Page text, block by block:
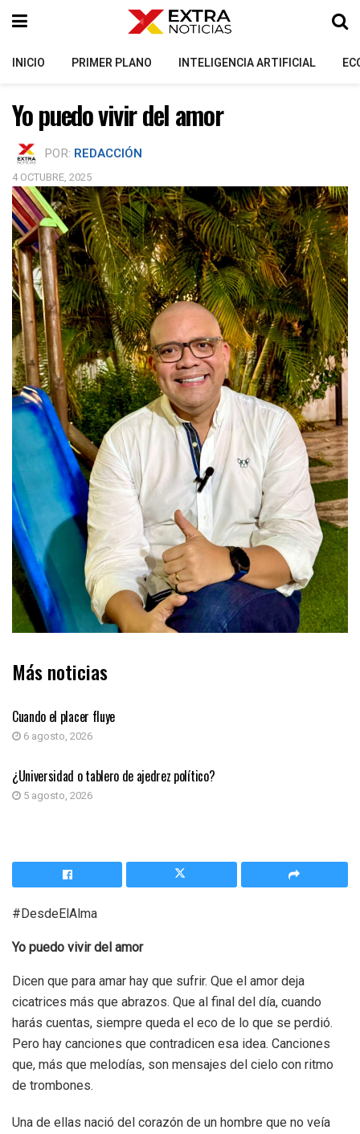
INICIO PRIMER PLANO INTELIGENCIA ARTIFICIAL
Yo puedo vivir del amor
POR: REDACCIÓN
4 OCTUBRE, 2025
Más noticias
Cuando el placer fluye
6 agosto, 2026
COLUMNA DE OPINIÓN
¿Universidad o tablero de ajedrez político?
5 agosto, 2026
#DesdeElAlma
Yo puedo vivir del amor
Dicen que para amar hay que sufrir. Que el amor deja
cicatrices más que abrazos. Que al final del día, cuando
harás cuentas, siempre queda el eco de lo que se perdió.
Pero hay canciones que contradicen esa idea. Canciones
que, más que melodías, son mensajes del cielo con ritmo
de trombones.
Una de ellas nació del corazón de un hombre que no veía